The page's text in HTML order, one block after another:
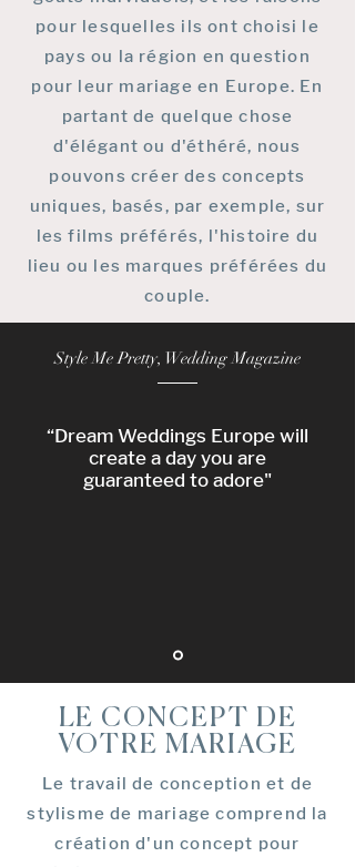
pour lesquelles ils ont choisi le
pays ou la région en question
pour leur mariage en Europe. En
partant de quelque chose
d'élégant ou d'éthéré, nous
pouvons créer des concepts
uniques, basés, par exemple, sur
les films préférés, l'histoire du
lieu ou les marques préférées du
couple.
Style Me Pretty, Wedding Magazine
“Dream Weddings Europe will
create a day you are
guaranteed to adore"
LE CONCEPT DE
VOTRE MARIAGE
Le travail de conception et de
stylisme de mariage comprend la
création d'un concept pour